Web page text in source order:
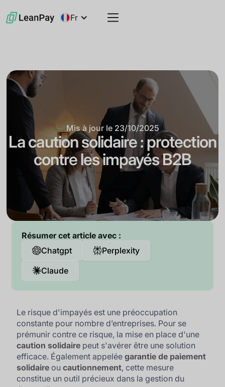
Fr
Mis à jour le 23/10/2025
La caution solidaire : protection
contre les impayés B2B
Résumer cet article avec :
Chatgpt
Perplexity
Claude
Le risque d'impayés est une préoccupation
constante pour nombre d’entreprises. Pour se
prémunir contre ce risque, la mise en place d'une
caution solidaire peut s'avérer être une solution
efficace. Également appeléegarantie de paiement
solidaire oucautionnement, cette mesure
constitue un outil précieux dans la gestion du